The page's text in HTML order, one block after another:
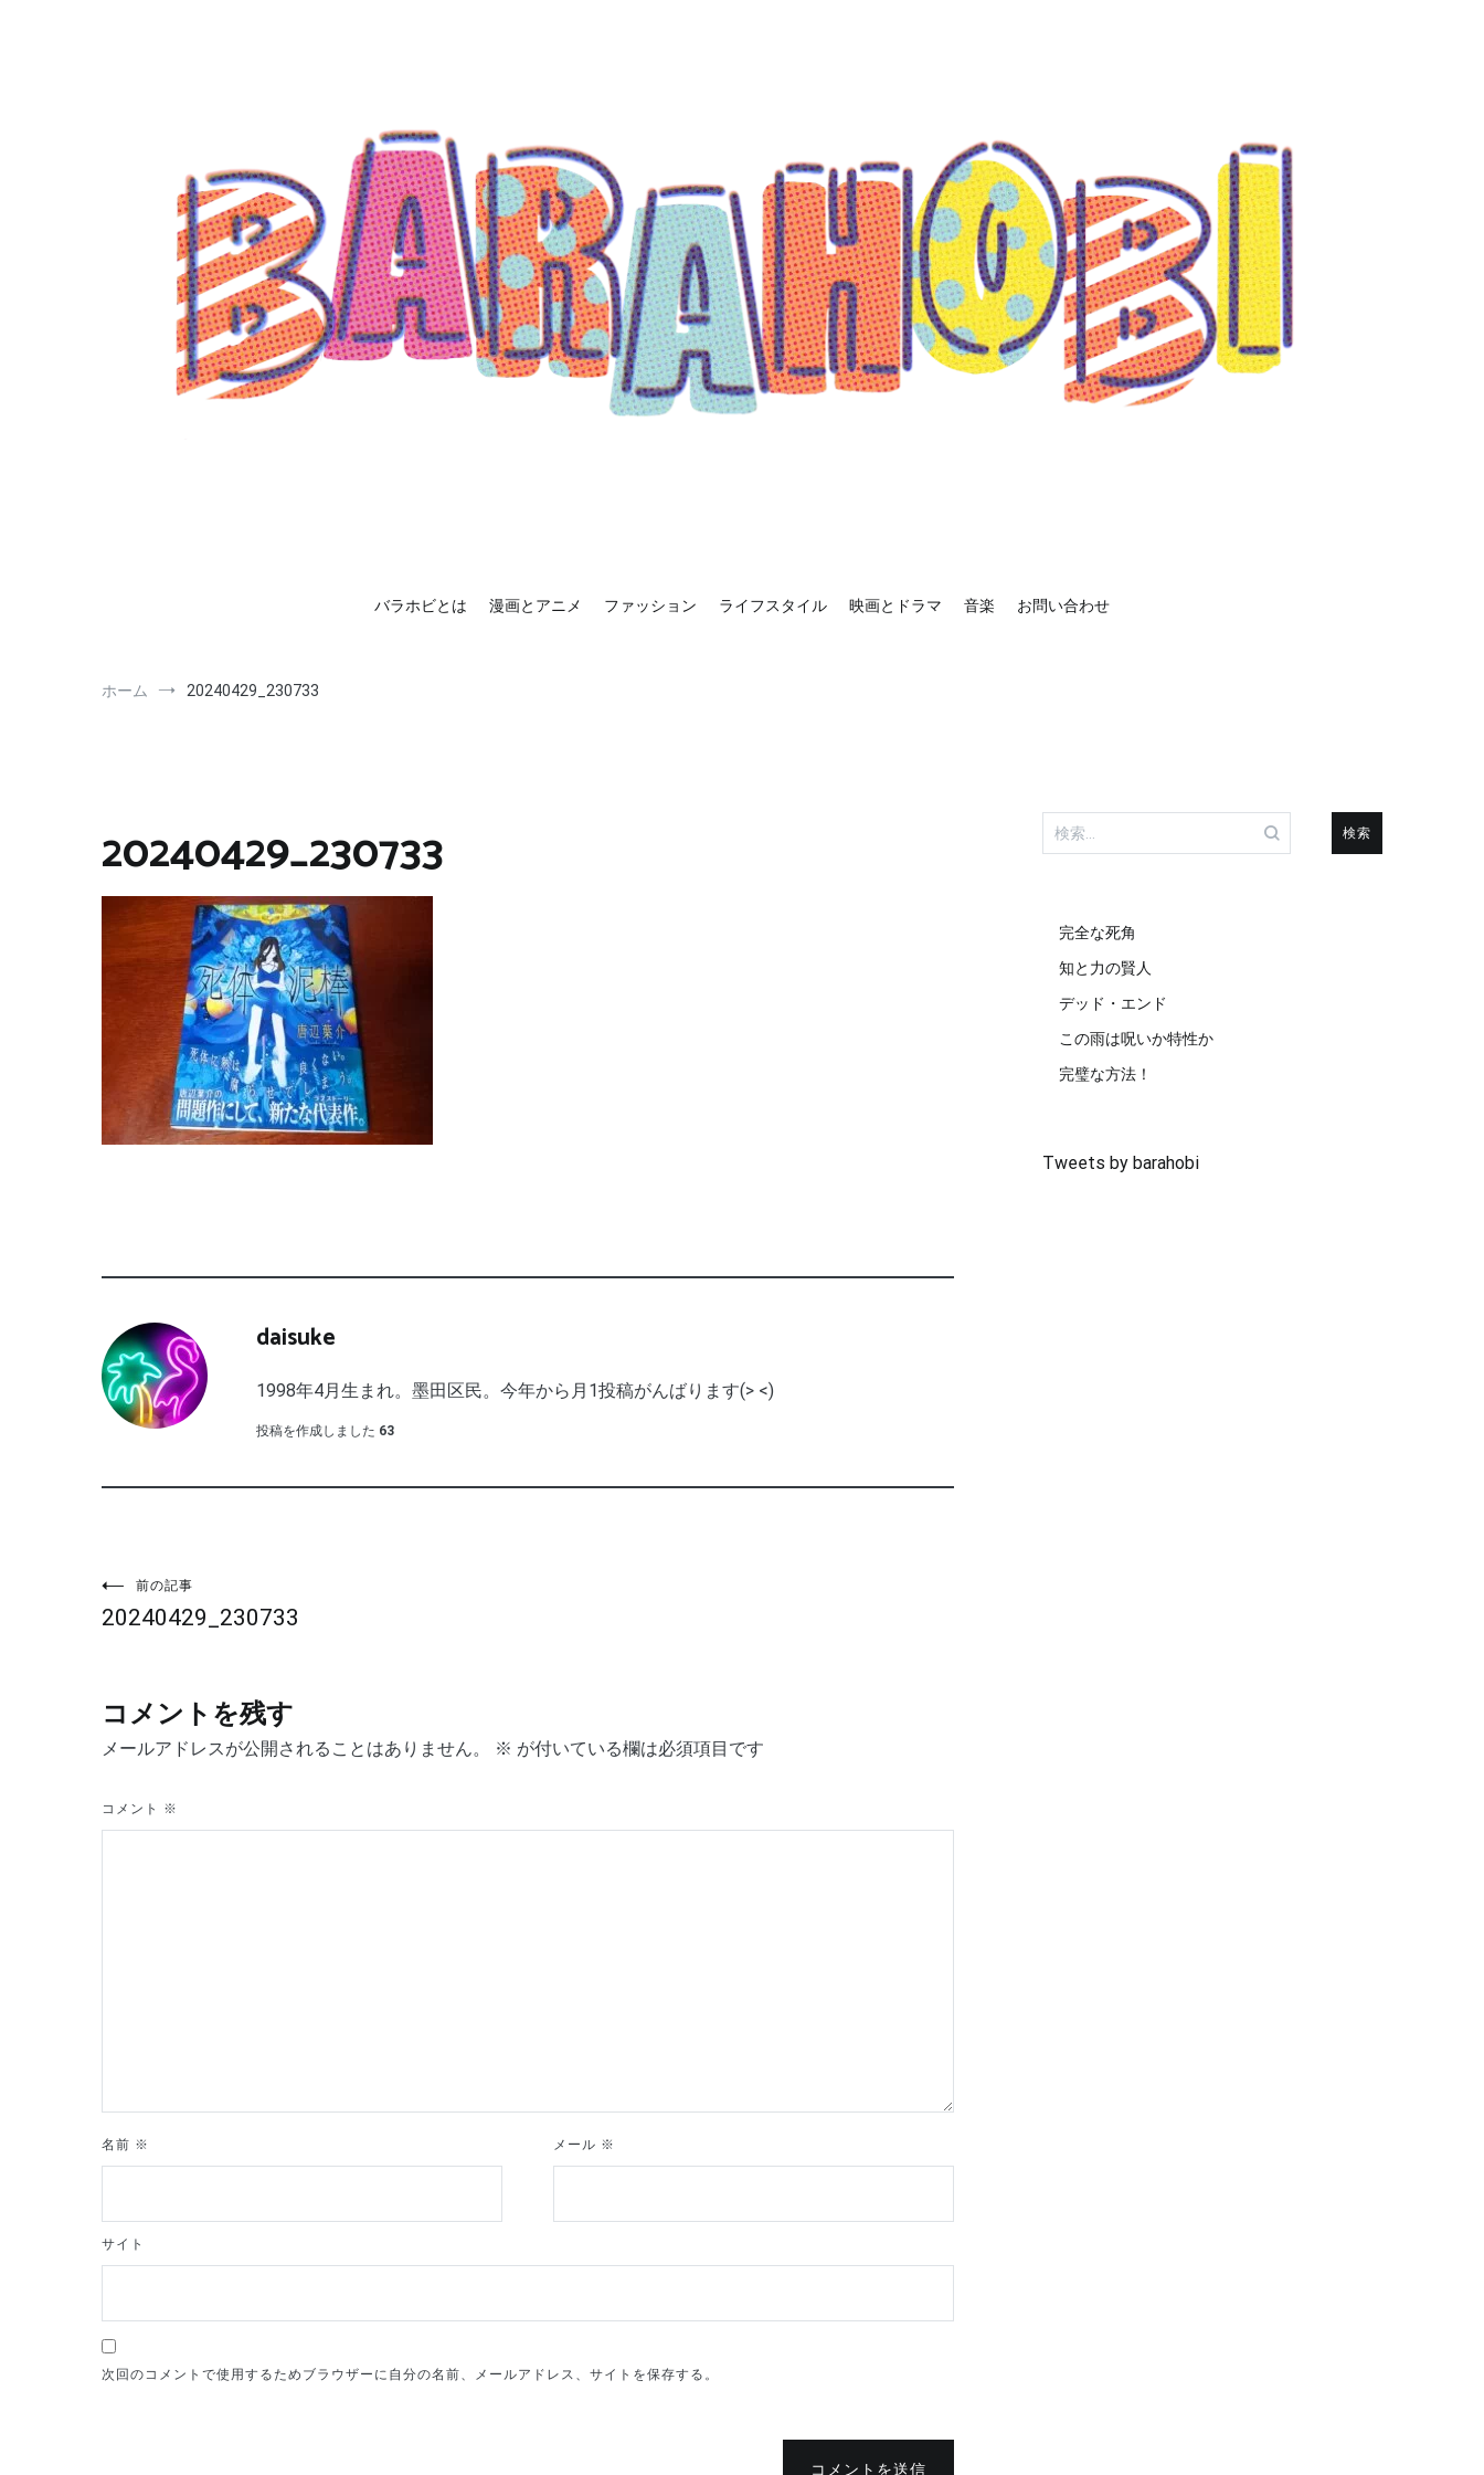
バラホビとは
漫画とアニメ ファッション ライフスタイル 映画とドラマ 音楽 お問い合わせ
ホーム 20240429_230733
20240429_230733
daisuke
1998年4月生まれ。墨田区民。今年から月1投稿がんばります(> <)
投稿を作成しました 63
投
ナ
ビ
ゲ
前の記事
20240429_230733
コメントを残す
メールアドレスが公開されることはありません。 ※ が付いている欄は必須項目です
コメント ※
名前 ※ メール ※
サイト
次回のコメントで使用するためブラウザーに自分の名前、メールアドレス、サイトを保存する。
コメントを送信
検
索:
完全な死角
知と力の賢人
デッド・エンド
この雨は呪いか特性か
完璧な方法！
Tweets by barahobi